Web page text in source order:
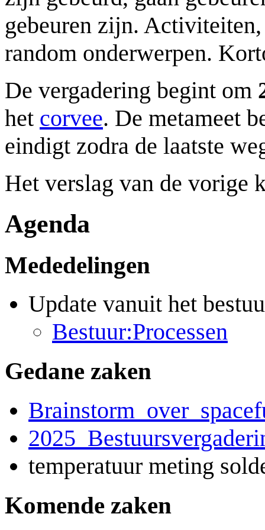
gebeuren zijn.
random onderwerpen.
De vergadering begint om
het corvee. De metameet
eindigt zodra de laatste
Het verslag van de vorige
Agenda
Mededelingen
Update vanuit het
Bestuur:Processen‎
Gedane zaken
temperatuur meting
Komende zaken